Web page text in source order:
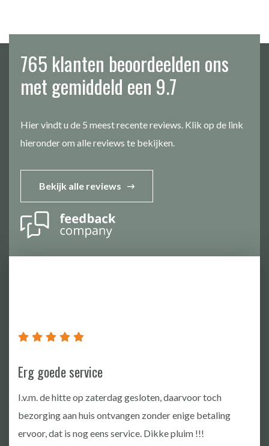
765 klanten beoordeelden ons
met gemiddeld een 9.7
Hier vindt u de 5 meest recente reviews. Klik op de link
hieronder om alle reviews te bekijken.
Bekijk alle reviews
Good communication,good Quality
10